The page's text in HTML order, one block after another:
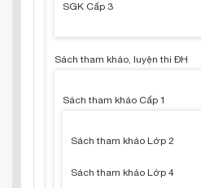
SGK Cấp 3
Sách tham khảo, luyện thi ĐH
Sách tham khảo Cấp 1
Sách tham khảo Lớp 2
Sách tham khảo Lớp 4